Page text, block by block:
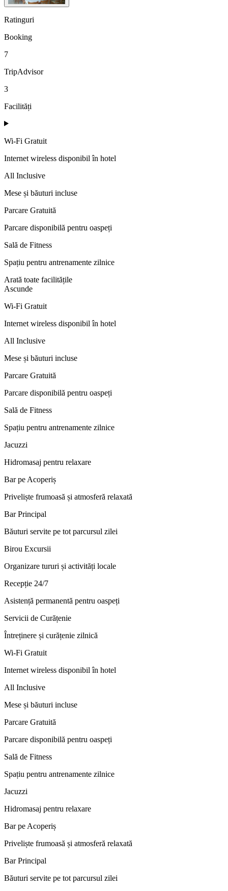
Ratinguri
Booking
7
TripAdvisor
3
Facilități
Wi-Fi Gratuit
Internet wireless disponibil în hotel
All Inclusive
Mese și băuturi incluse
Parcare Gratuită
Parcare disponibilă pentru oaspeți
Sală de Fitness
Spațiu pentru antrenamente zilnice
Arată toate facilitățile
Ascunde
Wi-Fi Gratuit
Internet wireless disponibil în hotel
All Inclusive
Mese și băuturi incluse
Parcare Gratuită
Parcare disponibilă pentru oaspeți
Sală de Fitness
Spațiu pentru antrenamente zilnice
Jacuzzi
Hidromasaj pentru relaxare
Bar pe Acoperiș
Priveliște frumoasă și atmosferă relaxată
Bar Principal
Băuturi servite pe tot parcursul zilei
Birou Excursii
Organizare tururi și activități locale
Recepție 24/7
Asistență permanentă pentru oaspeți
Servicii de Curățenie
Întreținere și curățenie zilnică
Wi-Fi Gratuit
Internet wireless disponibil în hotel
All Inclusive
Mese și băuturi incluse
Parcare Gratuită
Parcare disponibilă pentru oaspeți
Sală de Fitness
Spațiu pentru antrenamente zilnice
Jacuzzi
Hidromasaj pentru relaxare
Bar pe Acoperiș
Priveliște frumoasă și atmosferă relaxată
Bar Principal
Băuturi servite pe tot parcursul zilei